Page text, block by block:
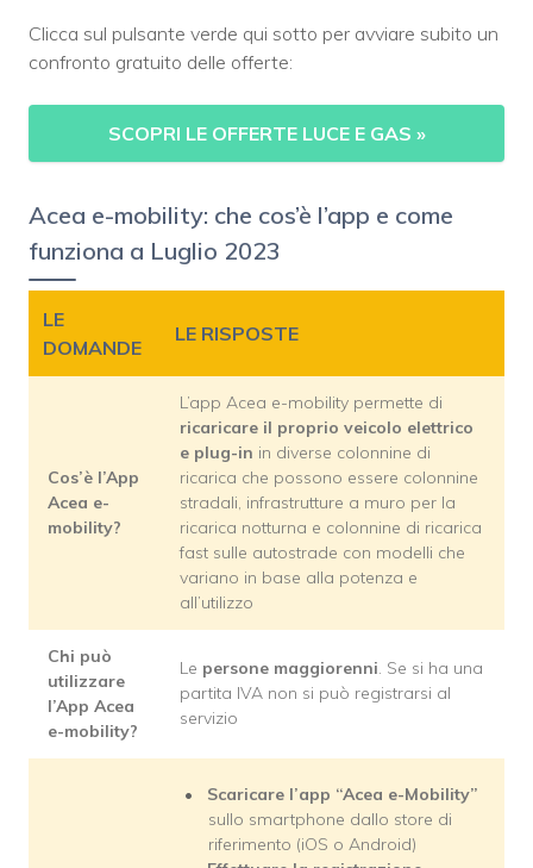
Clicca sul pulsante verde qui sotto per avviare subito un
confronto gratuito delle offerte:
SCOPRI LE OFFERTE LUCE E GAS »
Acea e-mobility: che cos’è l’app e come
funziona a Luglio 2023
LE
DOMANDE
LE RISPOSTE
Cos’è l’App
Acea e-
mobility?
L’app Acea e-mobility permette di
ricaricare il proprio veicolo elettrico
e plug-in in diverse colonnine di
ricarica che possono essere colonnine
stradali, infrastrutture a muro per la
ricarica notturna e colonnine di ricarica
fast sulle autostrade con modelli che
variano in base alla potenza e
all’utilizzo
Chi può
utilizzare
l’App Acea
e-mobility?
Le persone maggiorenni. Se si ha una
partita IVA non si può registrarsi al
servizio
Scaricare l’app “Acea e-Mobility”
sullo smartphone dallo store di
riferimento (iOS o Android)